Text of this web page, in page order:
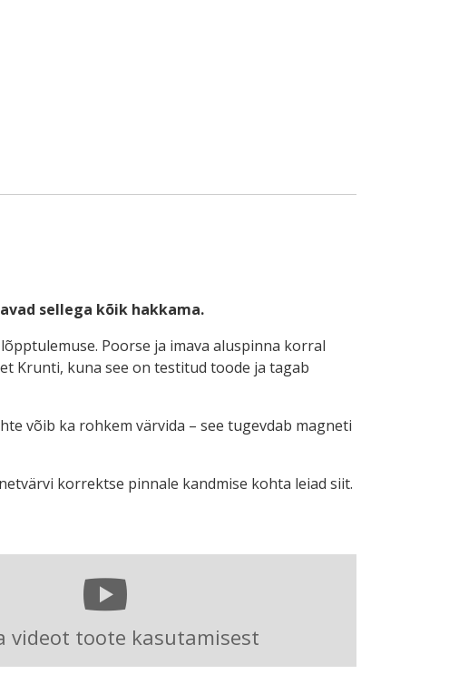
sellega kõik hakkama.
Poorse ja imava aluspinna korral
Krunti, kuna see on testitud toode ja tagab
võib ka rohkem värvida – see tugevdab magneti
korrektse pinnale kandmise kohta leiad siit.
videot toote kasutamisest